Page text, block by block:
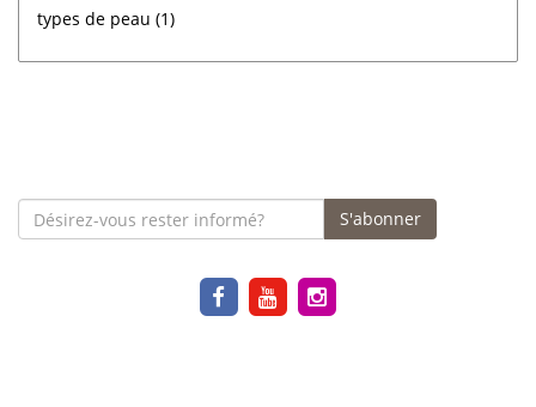
types de peau (1)
S'abonner